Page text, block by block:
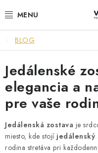
na
NÁBYTOK
VÝPREDAJ
ZÁVESNÉ HOJDACIE
JEDÁLENSKÉ ZOSTAVY
JEDÁLENSKÉ STOLY
BLOG
Jedálenské
elegancia a
pre vaše
Jedálenská zostava je
miesto, kde stojí jedálenský
rodina stretáva pri